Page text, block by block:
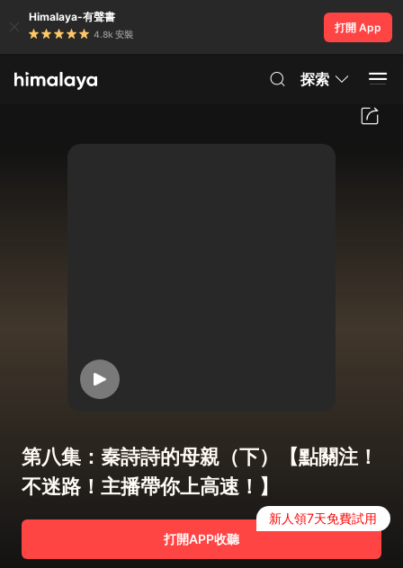
Himalaya-有聲書
4.8k 安裝
打開 App
探索
第八集：秦詩詩的母親（下）【點關注！
不迷路！主播帶你上高速！】
打開APP收聽
新人領7天免費試用